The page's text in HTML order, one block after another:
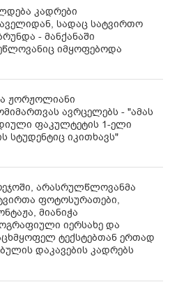
კადრები
სადაც სატვირთო
- მანქანაში
იმყოფებოდა
ჟორჟოლიანი
ავრცელებს - "ამას
ფაკულტეტის 1-ელი
სტუდენტიც იკითხავს"
არასრულწლოვანმა
ფოტოსურათები,
მიანიჭა
იერსახე და
ტექსტებთან ერთად
დაკავების კადრებს